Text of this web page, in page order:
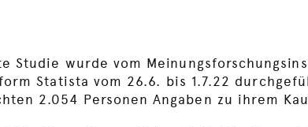
Studie wurde vom
Statista vom 26.6. bis 1.7.22
2.054 Personen Angaben zu ihrem